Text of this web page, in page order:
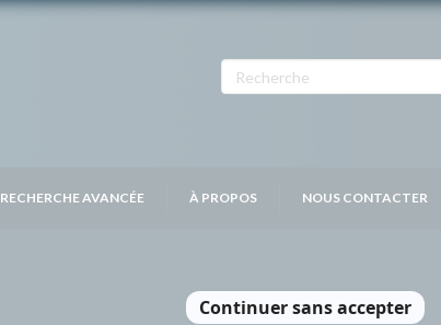
RECHERCHE AVANCÉE À PROPOS NOUS CONTACTER